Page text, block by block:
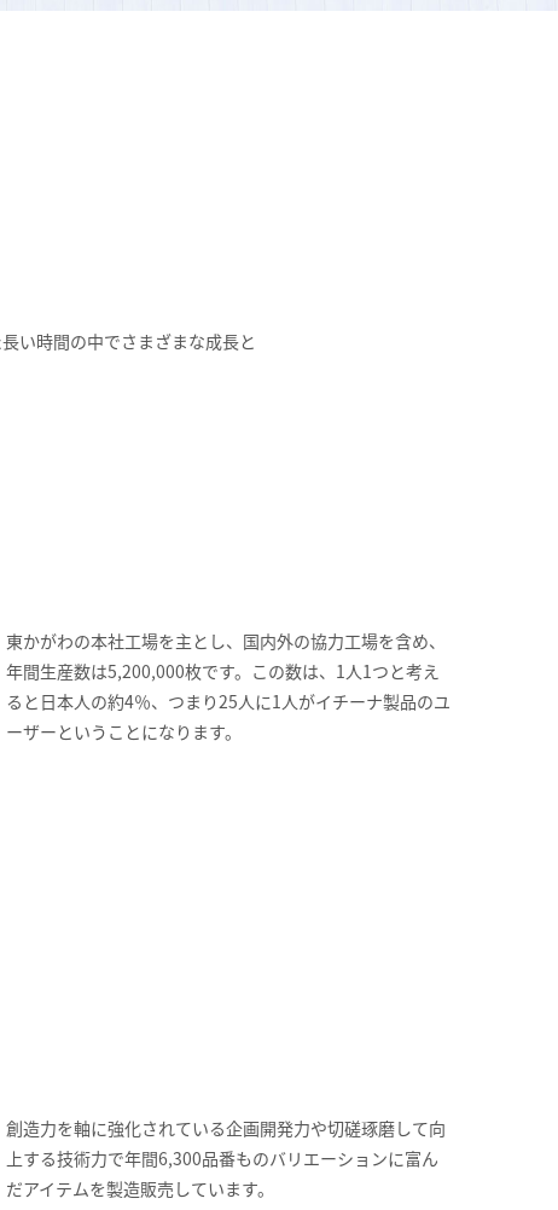
い時間の中でさまざまな成長と
東かがわの本社工場を主とし、国内外の協力工場を含め、
年間生産数は5,200,000枚です。この数は、1人1つと考え
ると日本人の約4％、つまり25人に1人がイチーナ製品のユ
ーザーということになります。
創造力を軸に強化されている企画開発力や切磋琢磨して向
上する技術力で年間6,300品番ものバリエーションに富ん
だアイテムを製造販売しています。